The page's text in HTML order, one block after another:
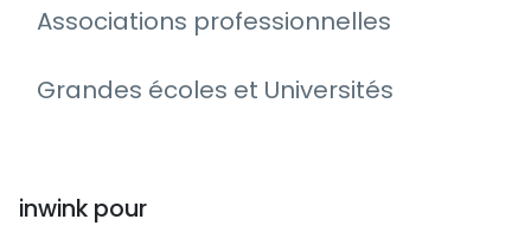
Associations professionnelles
Grandes écoles et Universités
inwink pour